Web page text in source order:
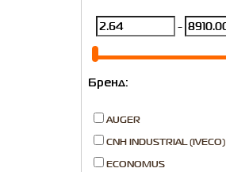
-
Бренд:
AUGER
CNH INDUSTRIAL (IVECO)
ECONOMUS